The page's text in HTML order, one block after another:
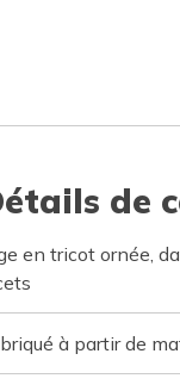
de
en tricot ornée,
à partir de